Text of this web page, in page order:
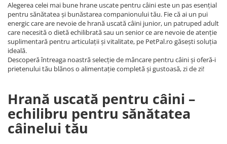
Alegerea celei mai bune hrane uscate pentru câini este un pas esențial
pentru sănătatea și bunăstarea companionului tău. Fie că ai un pui
energic care are nevoie de hrană uscată câini junior, un patruped adult
care necesită o dietă echilibrată sau un senior ce are nevoie de atenție
suplimentară pentru articulații și vitalitate, pe PetPal.ro găsești soluția
ideală.
Descoperă întreaga noastră selecție de mâncare pentru câini și oferă-i
prietenului tău blănos o alimentație completă și gustoasă, zi de zi!
Hrană uscată pentru câini –
echilibru pentru sănătatea
câinelui tău